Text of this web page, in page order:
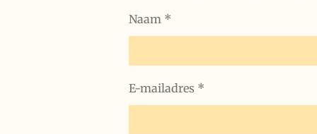
Naam *
E-mailadres *